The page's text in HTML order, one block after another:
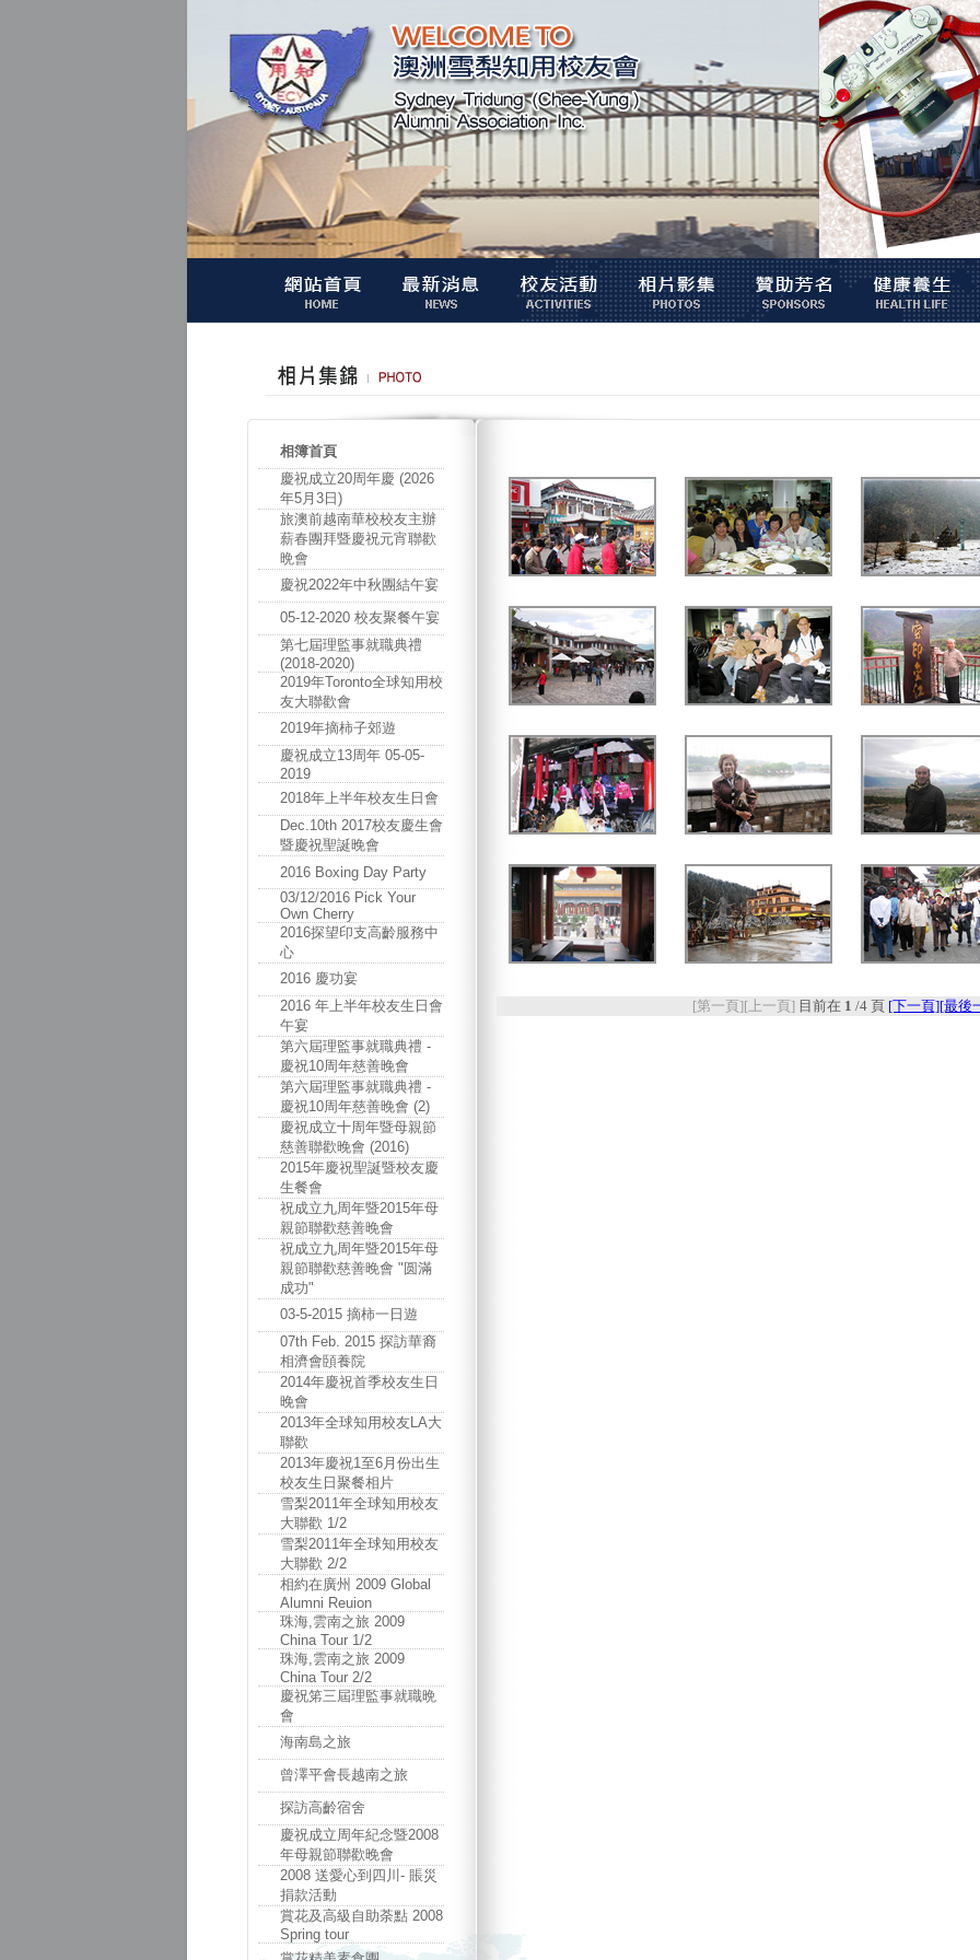
相簿首頁
慶祝成立20周年慶 (2026
年5月3日)
旅澳前越南華校校友主辦
薪春團拜暨慶祝元宵聯歡
晩會
慶祝2022年中秋團結午宴
05-12-2020 校友聚餐午宴
第七屆理監事就職典禮
(2018-2020)
2019年Toronto全球知用校
友大聯歡會
2019年摘柿子郊遊
慶祝成立13周年 05-05-
2019
2018年上半年校友生日會
Dec.10th 2017校友慶生會
暨慶祝聖誕晚會
2016 Boxing Day Party
03/12/2016 Pick Your
Own Cherry
2016探望印支高齡服務中
心
2016 慶功宴
2016 年上半年校友生日會
午宴
第六屆理監事就職典禮 -
慶祝10周年慈善晚會
第六屆理監事就職典禮 -
慶祝10周年慈善晚會 (2)
慶祝成立十周年暨母親節
慈善聯歡晚會 (2016)
2015年慶祝聖誕暨校友慶
生餐會
祝成立九周年暨2015年母
親節聯歡慈善晚會
祝成立九周年暨2015年母
親節聯歡慈善晚會 "圆滿
成功"
03-5-2015 摘柿一日遊
07th Feb. 2015 探訪華裔
相濟會頣養院
2014年慶祝首季校友生日
晚會
2013年全球知用校友LA大
聯歡
2013年慶祝1至6月份出生
校友生日聚餐相片
雪梨2011年全球知用校友
大聯歡 1/2
雪梨2011年全球知用校友
大聯歡 2/2
相約在廣州 2009 Global
Alumni Reuion
珠海,雲南之旅 2009
China Tour 1/2
珠海,雲南之旅 2009
China Tour 2/2
慶祝笫三屆理監事就職晩
會
海南島之旅
曾澤平會長越南之旅
探訪高齡宿舍
慶祝成立周年紀念暨2008
年母親節聯歡晚會
2008 送愛心到四川- 賬災
捐款活動
賞花及高級自助荼點 2008
Spring tour
[第一頁][上一頁] 目前在 1 /4 頁 [下一頁][最後